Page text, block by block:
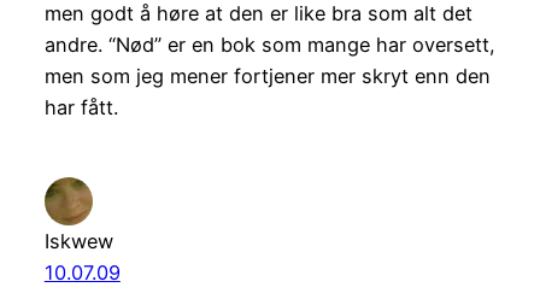
men godt å høre at den er like bra som alt det
andre. “Nød” er en bok som mange har oversett,
men som jeg mener fortjener mer skryt enn den
har fått.
Iskwew
10.07.09